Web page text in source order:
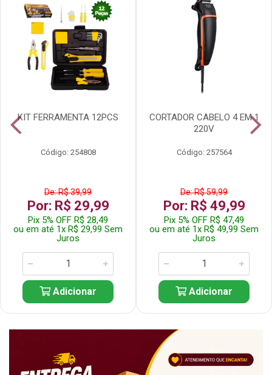
KIT FERRAMENTA 12PCS
Código: 254808
De: R$ 39,99
Por: R$ 29,99
Pix 5% OFF R$ 28,49
ou em até 1x R$ 29,99 Sem
Juros
Adicionar
CORTADOR CABELO 4 EM 1
220V
Código: 257564
De: R$ 59,99
Por: R$ 49,99
Pix 5% OFF R$ 47,49
ou em até 1x R$ 49,99 Sem
Juros
Adicionar